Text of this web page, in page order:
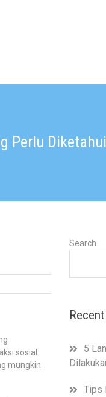
Perlu
sosial.
mungkin
Search
5
Tips